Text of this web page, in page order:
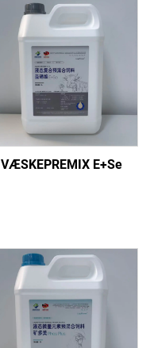
VÆSKEPREMIX E+Se